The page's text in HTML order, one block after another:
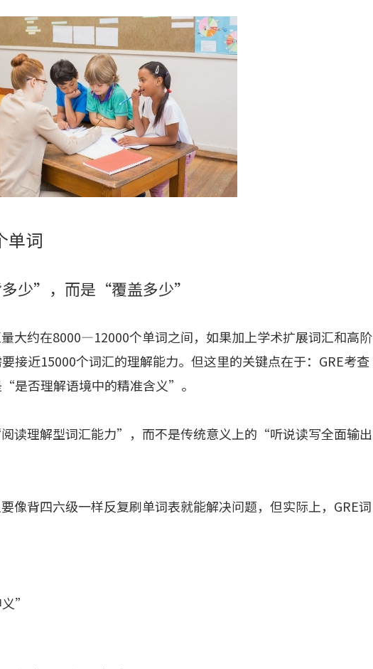
单词
少”，而是“覆盖多少”
大约在8000—12000个单词之间，如果加上学术扩展词汇和高阶
接近15000个词汇的理解能力。但这里的关键点在于：GRE考查
否理解语境中的精准含义”。
读理解型词汇能力”，而不是传统意义上的“听说读写全面输出
像背四六级一样反复刷单词表就能解决问题，但实际上，GRE词
”